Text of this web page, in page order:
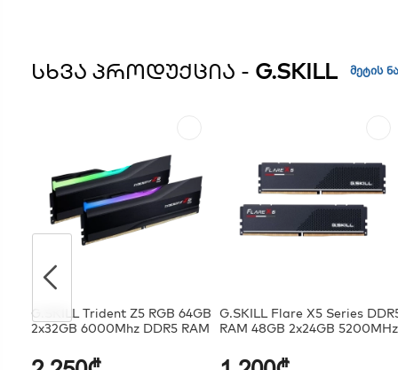
ᲡᲮᲕᲐ ᲞᲠᲝᲓᲣᲥᲪᲘᲐ - G.SKILL მეტის
G.SKILL Trident Z5 RGB 64GB
2x32GB 6000Mhz DDR5 RAM
G.SKILL Flare X5 Series
RAM 48GB 2x24GB 5200MHz